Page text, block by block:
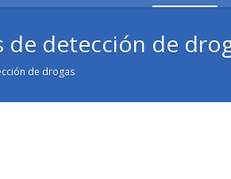
de detección de
de drogas